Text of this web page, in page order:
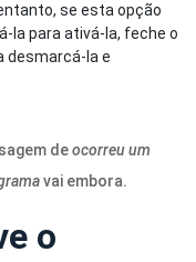
se esta opção
la para ativá-la, feche o
desmarcá-la e
deocorreu um
vai embora.
o